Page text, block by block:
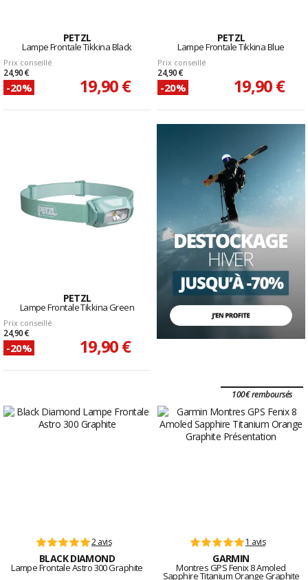
PETZL
Lampe Frontale Tikkina Black
Prix conseillé
24,90 €
-20% 19,90 €
PETZL
Lampe Frontale Tikkina Blue
Prix conseillé
24,90 €
-20% 19,90 €
PETZL
Lampe Frontale Tikkina Green
Prix conseillé
24,90 €
-20% 19,90 €
2 avis
BLACK DIAMOND
Lampe Frontale Astro 300 Graphite
100€ remboursés
1 avis
GARMIN
Montres GPS Fenix 8 Amoled
Sapphire Titanium Orange Graphite